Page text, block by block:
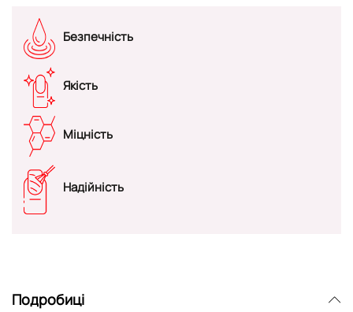
Безпечність
Якість
Міцність
Надійність
Подробиці